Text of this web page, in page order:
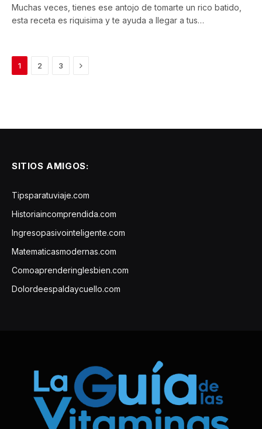
Muchas veces, tienes ese antojo de tomarte un rico batido,
esta receta es riquisima y te ayuda a llegar a tus…
1 2 3 Next
SITIOS AMIGOS:
Tipsparatuviaje.com
Historiaincomprendida.com
Ingresopasivointeligente.com
Matematicasmodernas.com
Comoaprenderinglesbien.com
Dolordeespaldaycuello.com